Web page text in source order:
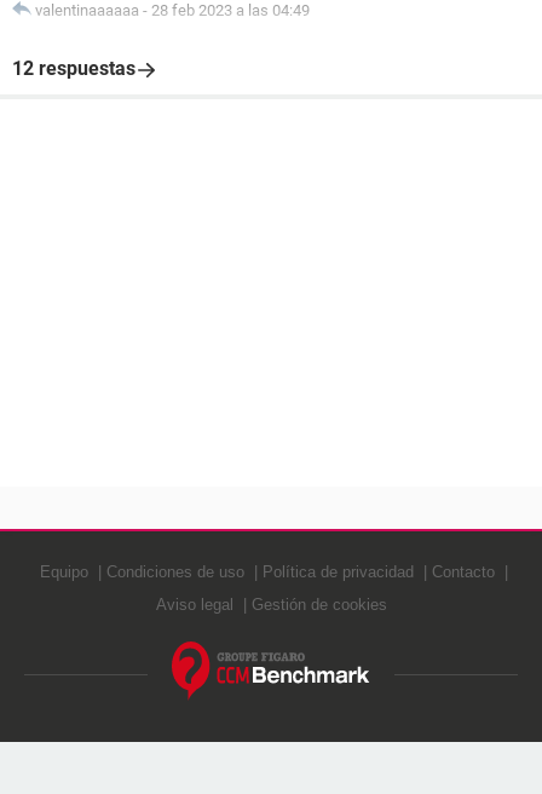
valentinaaaaaa - 28 feb 2023 a las 04:49
12 respuestas
Equipo Condiciones de uso Política de privacidad
Contacto
Aviso legal
Gestión de cookies